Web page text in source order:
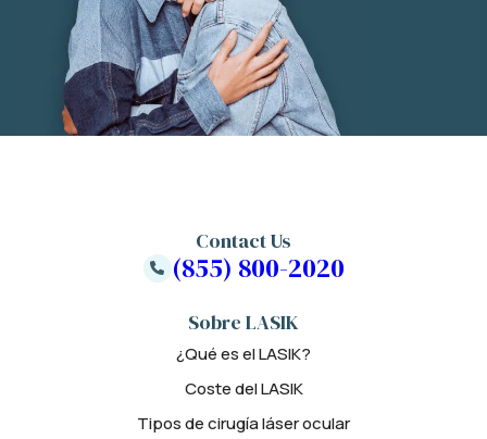
Sobre LASIK
¿Qué es el LASIK?
Coste del LASIK
Tipos de cirugía láser ocular
Contact Us
(855) 800-2020